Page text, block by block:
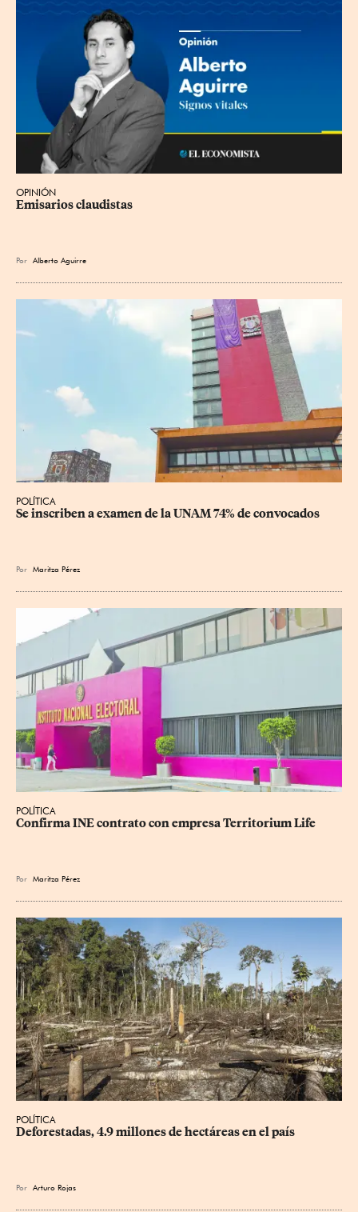
OPINIÓN
Emisarios claudistas
Por Alberto Aguirre
POLÍTICA
Se inscriben a examen de la UNAM 74% de convocados
Por Maritza Pérez
POLÍTICA
Confirma INE contrato con empresa Territorium Life
Por Maritza Pérez
POLÍTICA
Deforestadas, 4.9 millones de hectáreas en el país
Por Arturo Rojas